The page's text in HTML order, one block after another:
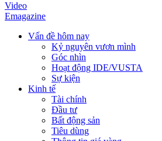
Video
Emagazine
Vấn đề hôm nay
Kỷ nguyên vươn mình
Góc nhìn
Hoạt động IDE/VUSTA
Sự kiện
Kinh tế
Tài chính
Đầu tư
Bất động sản
Tiêu dùng